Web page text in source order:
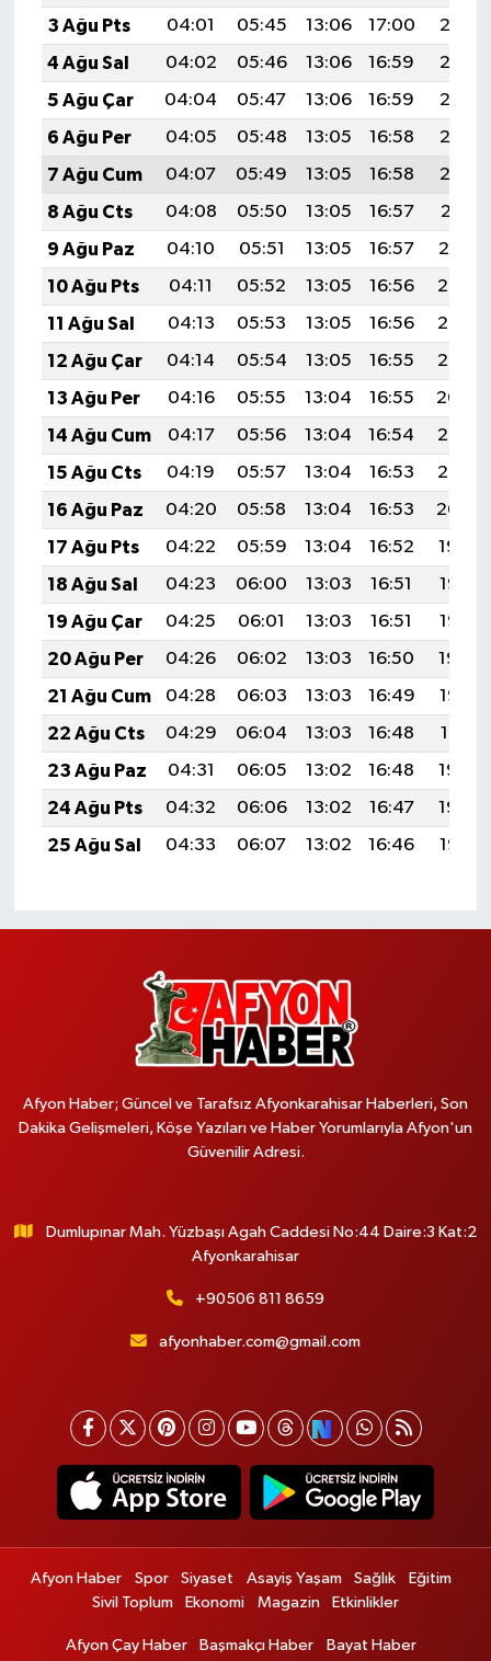
3 Ağu Pts
04:01 05:45 13:06 17:00
20:17
4 Ağu Sal
04:02 05:46 13:06 16:59
20:16
5 Ağu Çar
04:04 05:47 13:06 16:59
20:15
6 Ağu Per
04:05 05:48 13:05 16:58
20:13
7 Ağu Cum
04:07 05:49 13:05 16:58
20:12
8 Ağu Cts
04:08 05:50 13:05 16:57
20:11
9 Ağu Paz
04:10 05:51 13:05 16:57
20:10
10 Ağu Pts
04:11 05:52 13:05 16:56
20:08
11 Ağu Sal
04:13 05:53 13:05 16:56
20:07
12 Ağu Çar
04:14 05:54 13:05 16:55
20:06
13 Ağu Per
04:16 05:55 13:04 16:55
20:04
14 Ağu Cum
04:17 05:56 13:04 16:54
20:03
15 Ağu Cts
04:19 05:57 13:04 16:53
20:02
16 Ağu Paz
04:20 05:58 13:04 16:53
20:00
17 Ağu Pts
04:22 05:59 13:04 16:52
19:59
18 Ağu Sal
04:23 06:00 13:03 16:51
19:57
19 Ağu Çar
04:25 06:01 13:03 16:51
19:56
20 Ağu Per
04:26 06:02 13:03 16:50
19:54
21 Ağu Cum
04:28 06:03 13:03 16:49
19:53
22 Ağu Cts
04:29 06:04 13:03 16:48
19:51
23 Ağu Paz
04:31 06:05 13:02 16:48
19:50
24 Ağu Pts
04:32 06:06 13:02 16:47
19:48
25 Ağu Sal
04:33 06:07 13:02 16:46 19:47
Afyon Haber; Güncel ve Tarafsız Afyonkarahisar Haberleri, Son
Dakika Gelişmeleri, Köşe Yazıları ve Haber Yorumlarıyla Afyon'un
Güvenilir Adresi.
Dumlupınar Mah. Yüzbaşı Agah Caddesi No:44 Daire:3 Kat:2
Afyonkarahisar
+90506 811 8659
afyonhaber.com@gmail.com
Afyon Haber Spor Siyaset Asayiş Yaşam Sağlık
Eğitim
Sivil Toplum
Ekonomi Magazin Etkinlikler
Afyon Çay Haber Başmakçı Haber Bayat Haber